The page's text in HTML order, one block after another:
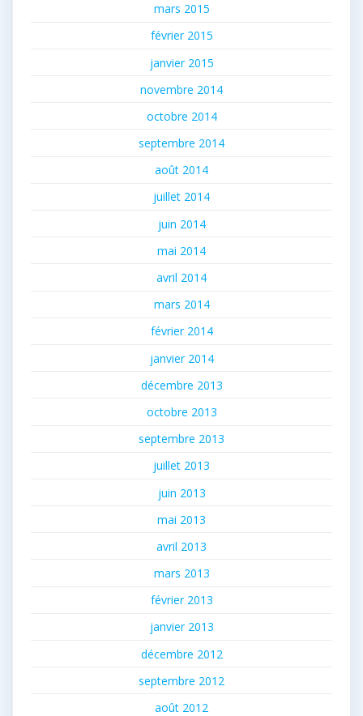
mars 2015
février 2015
janvier 2015
novembre 2014
octobre 2014
septembre 2014
août 2014
juillet 2014
juin 2014
mai 2014
avril 2014
mars 2014
février 2014
janvier 2014
décembre 2013
octobre 2013
septembre 2013
juillet 2013
juin 2013
mai 2013
avril 2013
mars 2013
février 2013
janvier 2013
décembre 2012
septembre 2012
août 2012